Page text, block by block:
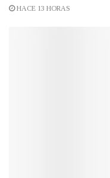
HACE 13 HORAS